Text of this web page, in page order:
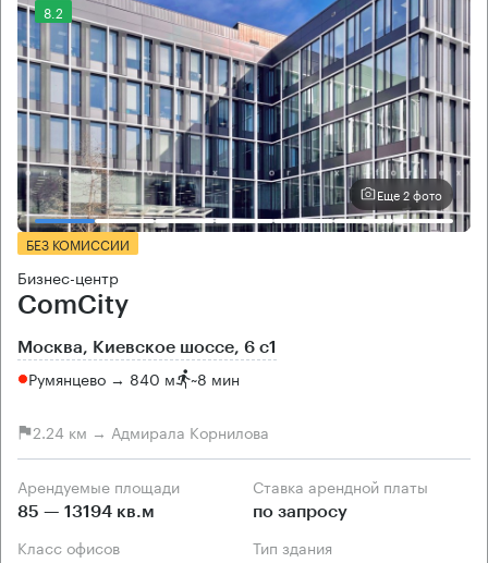
8.2
Еще 2 фото
БЕЗ КОМИССИИ
Бизнес-центр
ComCity
Москва, Киевское шоссе, 6 с1
Румянцево → 840 м ~8 мин
2.24 км → Адмирала Корнилова
Арендуемые площади
85 — 13194 кв.м
Ставка арендной платы
по запросу
Класс офисов Тип здания